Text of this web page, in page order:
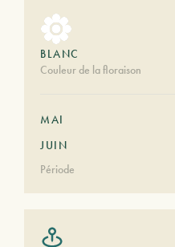
BLANC
Couleur de la floraison
MAI
JUIN
Période